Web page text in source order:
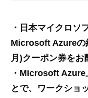
・日本マイクロソ
Microsoft Azureの
月)クーポン券をお
・Microsoft Azure
とで、ワークショ